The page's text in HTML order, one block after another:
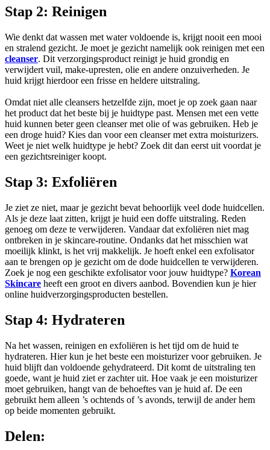
Stap 2: Reinigen
Wie denkt dat wassen met water voldoende is, krijgt nooit een mooi
en stralend gezicht. Je moet je gezicht namelijk ook reinigen met een
cleanser. Dit verzorgingsproduct reinigt je huid grondig en
verwijdert vuil, make-upresten, olie en andere onzuiverheden. Je
huid krijgt hierdoor een frisse en heldere uitstraling.
Omdat niet alle cleansers hetzelfde zijn, moet je op zoek gaan naar
het product dat het beste bij je huidtype past. Mensen met een vette
huid kunnen beter geen cleanser met olie of was gebruiken. Heb je
een droge huid? Kies dan voor een cleanser met extra moisturizers.
Weet je niet welk huidtype je hebt? Zoek dit dan eerst uit voordat je
een gezichtsreiniger koopt.
Stap 3: Exfoliëren
Je ziet ze niet, maar je gezicht bevat behoorlijk veel dode huidcellen.
Als je deze laat zitten, krijgt je huid een doffe uitstraling. Reden
genoeg om deze te verwijderen. Vandaar dat exfoliëren niet mag
ontbreken in je skincare-routine. Ondanks dat het misschien wat
moeilijk klinkt, is het vrij makkelijk. Je hoeft enkel een exfolisator
aan te brengen op je gezicht om de dode huidcellen te verwijderen.
Zoek je nog een geschikte exfolisator voor jouw huidtype? Korean
Skincare heeft een groot en divers aanbod. Bovendien kun je hier
online huidverzorgingsproducten bestellen.
Stap 4: Hydrateren
Na het wassen, reinigen en exfoliëren is het tijd om de huid te
hydrateren. Hier kun je het beste een moisturizer voor gebruiken. Je
huid blijft dan voldoende gehydrateerd. Dit komt de uitstraling ten
goede, want je huid ziet er zachter uit. Hoe vaak je een moisturizer
moet gebruiken, hangt van de behoeftes van je huid af. De een
gebruikt hem alleen ’s ochtends of ’s avonds, terwijl de ander hem
op beide momenten gebruikt.
Delen: